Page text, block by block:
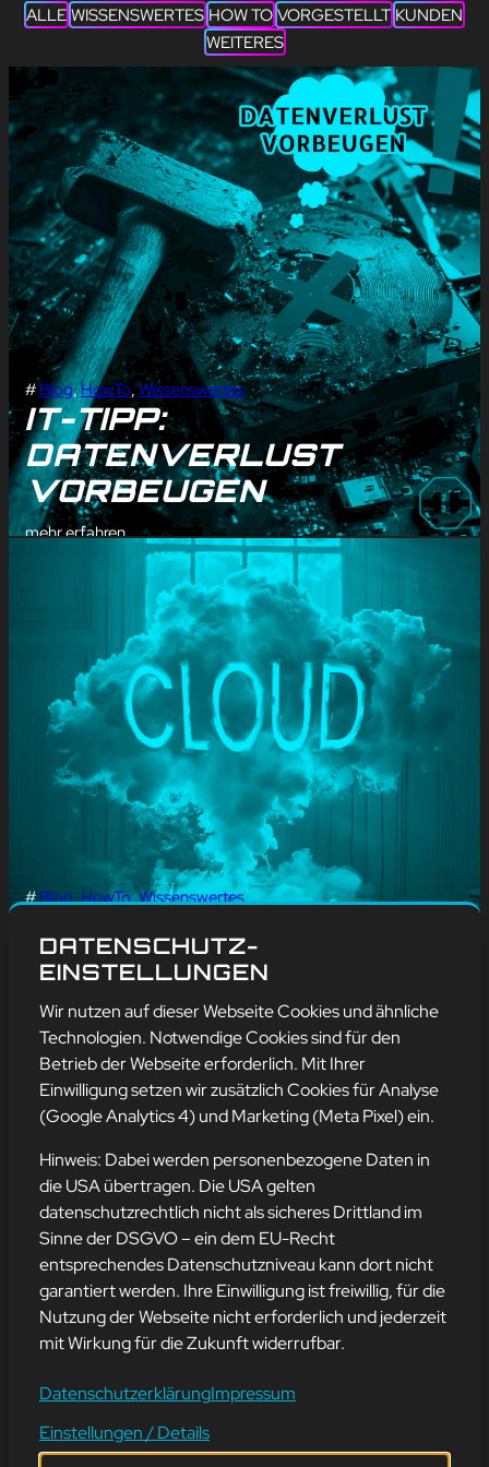
ALLE WISSENSWERTES HOW TO VORGESTELLT KUNDEN
WEITERES
#Blog, HowTo, Wissenswertes
IT-TIPP:
DATENVERLUST
VORBEUGEN
mehr erfahren
#Blog, HowTo, Wissenswertes
BACKUP
mehr erfahren
Adresse
mission-webstyle oHG
Bürgermeister-Regitz-Straße 40
66539 Neunkirchen
E-Mail:kontakt@mission-webstyle.de
Navigation
Webseitenerstellung
Webseite mieten
Webseiten Betreuung
Über Uns
Kontakt
Leistungen
DATENSCHUTZ-
EINSTELLUNGEN
Wir nutzen auf dieser Webseite Cookies und ähnliche
Technologien. Notwendige Cookies sind für den
Betrieb der Webseite erforderlich. Mit Ihrer
Einwilligung setzen wir zusätzlich Cookies für Analyse
(Google Analytics 4) und Marketing (Meta Pixel) ein.
Hinweis: Dabei werden personenbezogene Daten in
die USA übertragen. Die USA gelten
datenschutzrechtlich nicht als sicheres Drittland im
Sinne der DSGVO – ein dem EU-Recht
entsprechendes Datenschutzniveau kann dort nicht
garantiert werden. Ihre Einwilligung ist freiwillig, für die
Nutzung der Webseite nicht erforderlich und jederzeit
mit Wirkung für die Zukunft widerrufbar.
DatenschutzerklärungImpressum
Einstellungen / Details